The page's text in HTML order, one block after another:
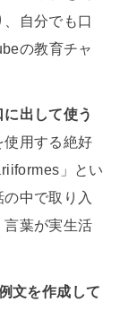
自分でも口
の教育チャ
出して使う
用する絶好
」とい
中で取り入
葉が実生活
文を作成して